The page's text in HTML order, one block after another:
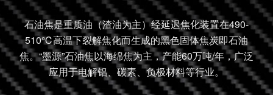
石油焦是重质油（渣油为主）经延迟焦化装置在490-
510℃高温下裂解焦化而生成的黑色固体焦炭即石油
焦。“墨源”石油焦以海绵焦为主，产能60万吨/年，广泛
应用于电解铝、碳素、负极材料等行业。